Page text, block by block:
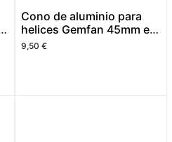
Cono de aluminio para
helices Gemfan 45mm eje
6
9,50 €